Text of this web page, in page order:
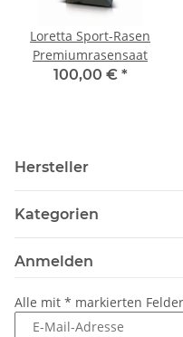
Loretta Sport-Rasen
Premiumrasensaat
100,00 € *
Hersteller
Kategorien
Anmelden
Alle mit * markierten
E-Mail-Adresse